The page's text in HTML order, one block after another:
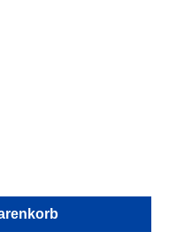
Wert ein